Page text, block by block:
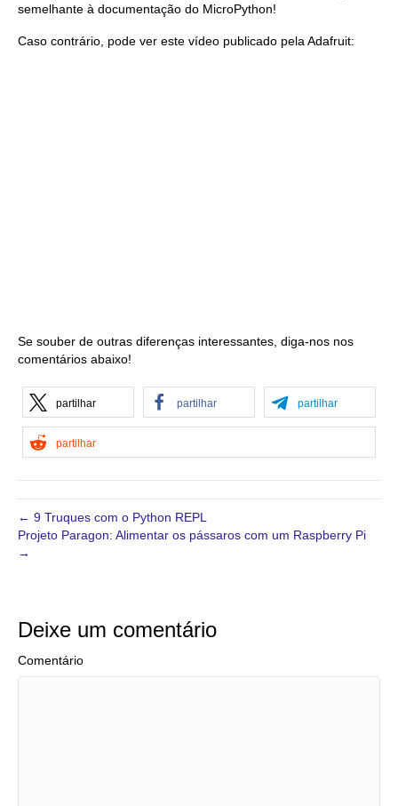
semelhante à documentação do MicroPython!
Caso contrário, pode ver este vídeo publicado pela Adafruit:
Se souber de outras diferenças interessantes, diga-nos nos
comentários abaixo!
partilhar partilhar partilhar
partilhar
← 9 Truques com o Python REPL
Projeto Paragon: Alimentar os pássaros com um Raspberry Pi
→
Deixe um comentário
Comentário